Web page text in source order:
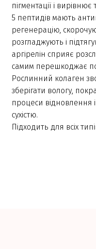
пігментації і вирівнює
5 пептидів мають
регенерацію,
розгладжують і
аргірелін сприяє
самим перешкоджає
Рослинний колаген
зберігати вологу,
процеси відновлення
сухістю.
Підходить для всіх